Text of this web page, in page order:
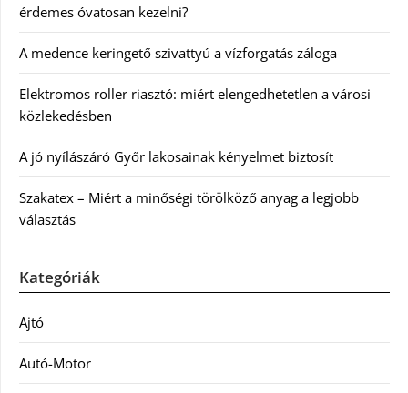
érdemes óvatosan kezelni?
A medence keringető szivattyú a vízforgatás záloga
Elektromos roller riasztó: miért elengedhetetlen a városi
közlekedésben
A jó nyílászáró Győr lakosainak kényelmet biztosít
Szakatex – Miért a minőségi törölköző anyag a legjobb
választás
Kategóriák
Ajtó
Autó-Motor